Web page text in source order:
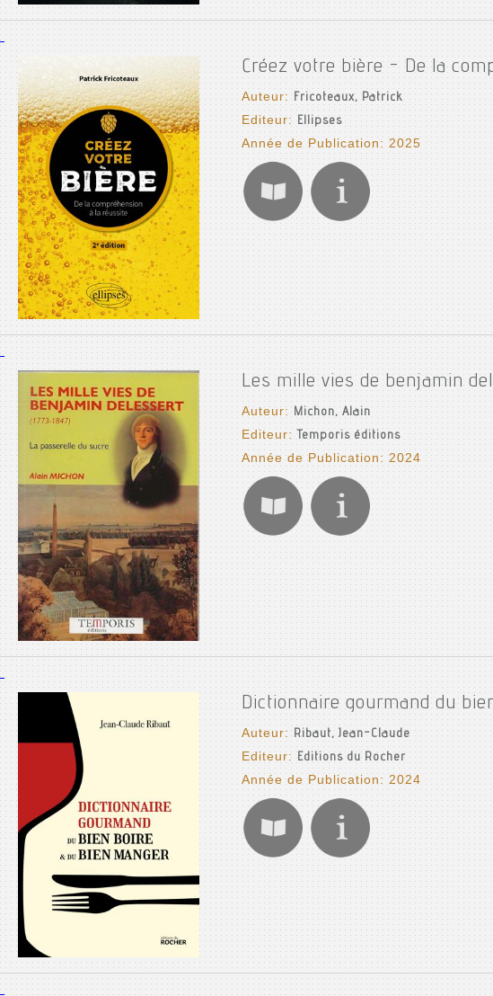
Créez votre bière - De la
Auteur: Fricoteaux, Patrick
Editeur:Ellipses
Année de Publication: 2025
Les mille vies de benjamin
Auteur: Michon, Alain
Editeur:Temporis éditions
Année de Publication: 2024
Dictionnaire gourmand du
Auteur: Ribaut, Jean-Claude
Editeur:Editions du Rocher
Année de Publication: 2024